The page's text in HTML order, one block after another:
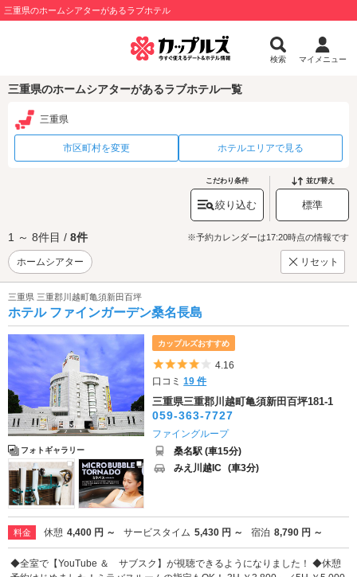
三重県のホームシアターがあるラブホテル
検索 マイメニュー
三重県のホームシアターがあるラブホテル一覧
三重県
市区町村を変更 ホテルエリアで見る
こだわり条件
絞り込む
並び替え
標準
1 ～ 8件目 / 8件 ※予約カレンダーは17:20時点の情報です
ホームシアター リセット
三重県 三重郡川越町亀須新田百坪
ホテル ファインガーデン桑名長島
フォトギャラリー
カップルズおすすめ
5つ星のうち4
4.16
口コミ19 件
三重県三重郡川越町亀須新田百坪181-1
059-363-7727
ファイングループ
桑名駅 (車15分)
みえ川越IC (車3分)
料金 休憩 4,400 円 ～ サービスタイム 5,430 円 ～ 宿泊 8,790 円 ～
◆全室で【YouTube ＆ サブスク】が視聴できるようになりました！ ◆休憩